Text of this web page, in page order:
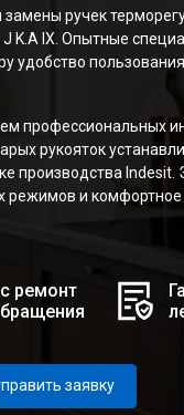
ручек
K.A IX. Опытные
удобство
профессиональных
рукояток
производства Indesit.
режимов и
ремонт
заявку